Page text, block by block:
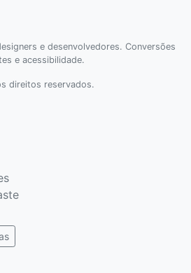
e desenvolvedores. Conversões
e acessibilidade.
direitos reservados.